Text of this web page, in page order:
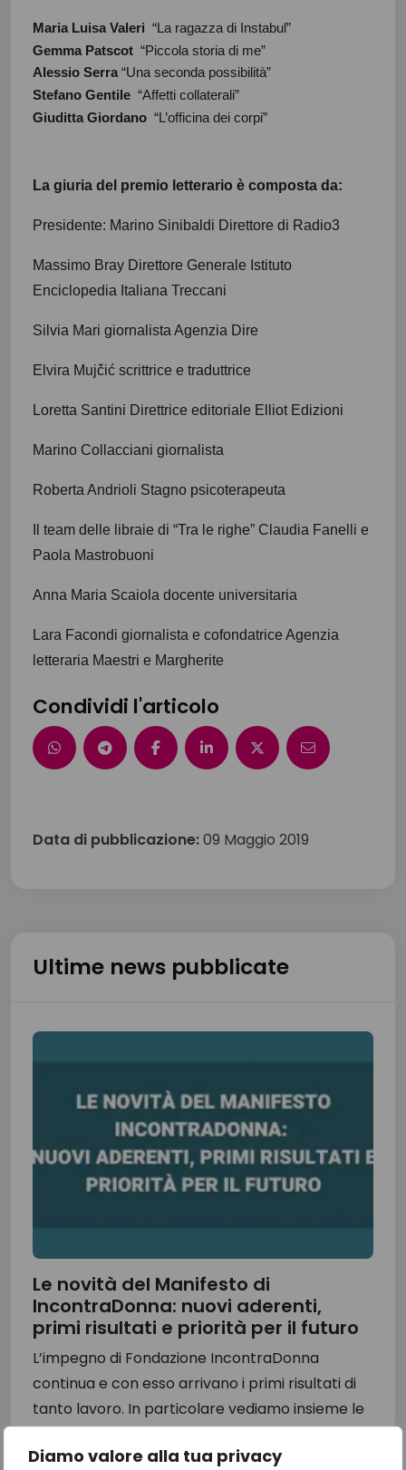
Diamo valore alla tua privacy
Maria Luisa Valeri “La ragazza di Instabul”
Gemma Patscot “Piccola storia di me”
Alessio Serra “Una seconda possibilità”
Stefano Gentile “Affetti collaterali”
Giuditta Giordano “L’officina dei corpi”
La giuria del premio letterario è composta da:
Presidente: Marino Sinibaldi Direttore di Radio3
Massimo Bray Direttore Generale Istituto
Enciclopedia Italiana Treccani
Silvia Mari giornalista Agenzia Dire
Elvira Mujčić scrittrice e traduttrice
Loretta Santini Direttrice editoriale Elliot Edizioni
Marino Collacciani giornalista
Roberta Andrioli Stagno psicoterapeuta
Il team delle libraie di “Tra le righe” Claudia Fanelli e
Paola Mastrobuoni
Anna Maria Scaiola docente universitaria
Lara Facondi giornalista e cofondatrice Agenzia
letteraria Maestri e Margherite
Condividi l'articolo
Data di pubblicazione:09 Maggio 2019
Ultime news pubblicate
Le novità del Manifesto di
IncontraDonna: nuovi aderenti,
primi risultati e priorità per il futuro
L’impegno di Fondazione IncontraDonna
continua e con esso arrivano i primi risultati di
tanto lavoro. In particolare vediamo insieme le
novità del Manifesto 2025-2027 che...